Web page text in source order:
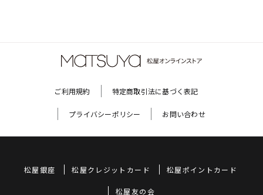
ご利用規約 特定商取引法に基づく表記
プライバシーポリシー お問い合わせ
松屋銀座 松屋クレジットカード 松屋ポイントカード
松屋友の会